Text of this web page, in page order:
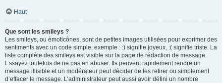
Haut
Que sont les smileys ?
Les smileys, ou émoticônes, sont de petites images utilisées pour exprimer des
sentiments avec un code simple, exemple : :) signifie joyeux, :( signifie triste. La
liste complète des smileys est visible sur la page de rédaction de message.
Essayez toutefois de ne pas en abuser. Ils peuvent rapidement rendre un
message illisible et un modérateur peut décider de les retirer ou simplement
d’effacer le message. L’administrateur peut aussi avoir défini un nombre